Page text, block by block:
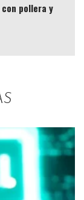
pollera y